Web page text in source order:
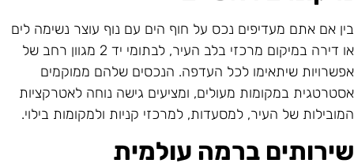
אם אתם מעדיפים נכס על חוף הים עם נוף עוצר נשימה לים
או דירה במיקום מרכזי בלב העיר, לבתומי יד 2 מגוון רחב של
שיתאימו לכל העדפה. הנכסים שלהם ממוקמים
במקומות מעולים, ומציעים גישה נוחה לאטרקציות
של העיר, למסעדות, למרכזי קניות ולמקומות בילוי.
ברמה עולמית